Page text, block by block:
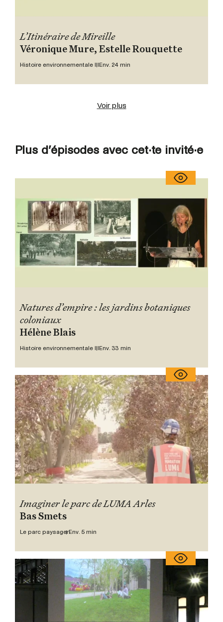
L’Itinéraire de Mireille
Véronique Mure, Estelle Rouquette
Histoire environnementale III Env. 24 min
Voir plus
Plus d’épisodes avec cet·te invité·e
Natures d’empire : les jardins botaniques
coloniaux
Hélène Blais
Histoire environnementale IIIEnv. 33 min
Imaginer le parc de LUMA Arles
Bas Smets
Le parc paysagerEnv. 5 min